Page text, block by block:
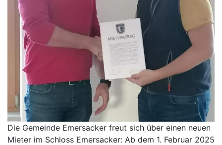
Die Gemeinde Emersacker freut sich über einen neuen
Mieter im Schloss Emersacker: Ab dem 1. Februar 2025